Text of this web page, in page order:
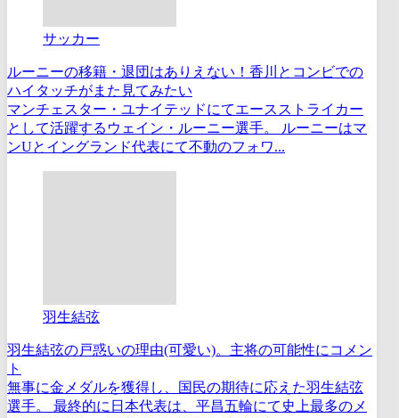
サッカー
ルーニーの移籍・退団はありえない！香川とコンビでの
ハイタッチがまた見てみたい
マンチェスター・ユナイテッドにてエースストライカー
として活躍するウェイン・ルーニー選手。 ルーニーはマ
ンUとイングランド代表にて不動のフォワ...
羽生結弦
羽生結弦の戸惑いの理由(可愛い)。主将の可能性にコメン
ト
無事に金メダルを獲得し、国民の期待に応えた羽生結弦
選手。 最終的に日本代表は、平昌五輪にて史上最多のメ